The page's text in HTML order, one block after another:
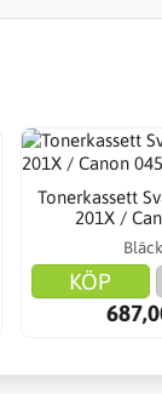
Tonerkassett
201X /
KÖP